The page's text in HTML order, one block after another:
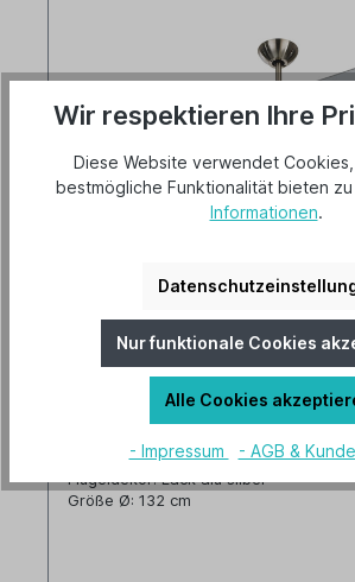
132 BN-SL
Versandkostenfrei
Lieferbar ab 15. November 2026
Artikel-Nr.: 513285
Gehäusefarbe: Chrom gebürstet
Flügeldekor: Lack alu silber
Größe Ø: 132 cm
Wir respektieren Ihre
Diese Website verwendet Cookies,
bestmögliche Funktionalität bieten
Informationen.
Nur funktionale Cookies
Alle Cookies
- Impressum - AGB &